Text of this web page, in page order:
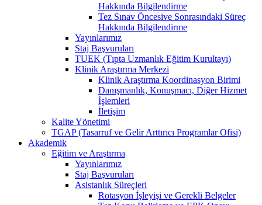
Hakkında Bilgilendirme
Tez Sınav Öncesive Sonrasındaki Süreç
Hakkında Bilgilendirme
Yayınlarımız
Staj Başvuruları
TUEK (Tıpta Uzmanlık Eğitim Kurultayı)
Klinik Araştırma Merkezi
Klinik Araştırma Koordinasyon Birimi
Danışmanlık, Konuşmacı, Diğer Hizmet
İşlemleri
İletişim
Kalite Yönetimi
TGAP (Tasarruf ve Gelir Arttırıcı Programlar Ofisi)
Akademik
Eğitim ve Araştırma
Yayınlarımız
Staj Başvuruları
Asistanlık Süreçleri
Rotasyon İşleyişi ve Gerekli Belgeler